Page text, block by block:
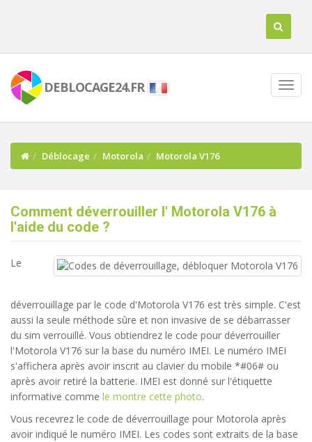
DEBLOCAGE24.FR
Déblocage Motorola Motorola V176
Comment déverrouiller l' Motorola V176 à
l'aide du code ?
Le
déverrouillage par le code d'Motorola V176 est très simple. C'est
aussi la seule méthode sûre et non invasive de se débarrasser
du sim verrouillé. Vous obtiendrez le code pour déverrouiller
l'Motorola V176 sur la base du numéro IMEI. Le numéro IMEI
s'affichera après avoir inscrit au clavier du mobile *#06# ou
après avoir retiré la batterie. IMEI est donné sur l'étiquette
informative comme le montre cette photo.
Vous recevrez le code de déverrouillage pour Motorola après
avoir indiqué le numéro IMEI. Les codes sont extraits de la base